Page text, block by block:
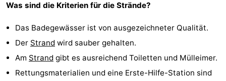
Was sind die Kriterien für die Strände?
Das Badegewässer ist von ausgezeichneter Qualität.
Der Strand wird sauber gehalten.
Am Strand gibt es ausreichend Toiletten und Mülleimer.
Rettungsmaterialien und eine Erste-Hilfe-Station sind